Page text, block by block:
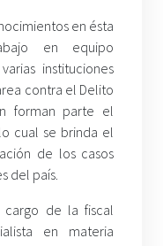
en ésta
en equipo
instituciones
contra el Delito
forman parte el
cual se brinda el
de los casos
del país.
cargo de la fiscal
en materia